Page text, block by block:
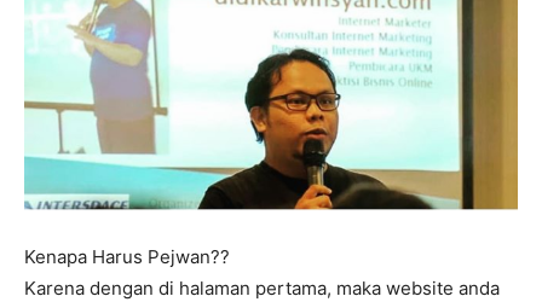
Kenapa Harus Pejwan??
Karena dengan di halaman pertama, maka website anda